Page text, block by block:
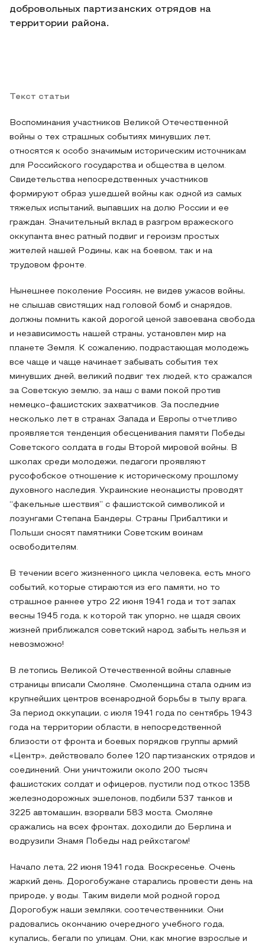
добровольных партизанских отрядов на
территории района.
Текст статьи
Воспоминания участников Великой Отечественной
войны о тех страшных событиях минувших лет,
относятся к особо значимым историческим источникам
для Российского государства и общества в целом.
Свидетельства непосредственных участников
формируют образ ушедшей войны как одной из самых
тяжелых испытаний, выпавших на долю России и ее
граждан. Значительный вклад в разгром вражеского
оккупанта внес ратный подвиг и героизм простых
жителей нашей Родины, как на боевом, так и на
трудовом фронте.
Нынешнее поколение Россиян, не видев ужасов войны,
не слышав свистящих над головой бомб и снарядов,
должны помнить какой дорогой ценой завоевана свобода
и независимость нашей страны, установлен мир на
планете Земля. К сожалению, подрастающая молодежь
все чаще и чаще начинает забывать события тех
минувших дней, великий подвиг тех людей, кто сражался
за Советскую землю, за наш с вами покой против
немецко-фашистских захватчиков. За последние
несколько лет в странах Запада и Европы отчетливо
проявляется тенденция обесценивания памяти Победы
Советского солдата в годы Второй мировой войны. В
школах среди молодежи, педагоги проявляют
русофобское отношение к историческому прошлому
духовного наследия. Украинские неонацисты проводят
“факельные шествия” с фашистской символикой и
лозунгами Степана Бандеры. Страны Прибалтики и
Польши сносят памятники Советским воинам
освободителям.
В течении всего жизненного цикла человека, есть много
событий, которые стираются из его памяти, но то
страшное раннее утро 22 июня 1941 года и тот запах
весны 1945 года, к которой так упорно, не щадя своих
жизней приближался советский народ, забыть нельзя и
невозможно!
В летопись Великой Отечественной войны славные
страницы вписали Смоляне. Смоленщина стала одним из
крупнейших центров всенародной борьбы в тылу врага.
За период оккупации, с июля 1941 года по сентябрь 1943
года на территории области, в непосредственной
близости от фронта и боевых порядков группы армий
«Центр», действовало более 120 партизанских отрядов и
соединений. Они уничтожили около 200 тысяч
фашистских солдат и офицеров, пустили под откос 1358
железнодорожных эшелонов, подбили 537 танков и
3225 автомашин, взорвали 583 моста. Смоляне
сражались на всех фронтах, доходили до Берлина и
водрузили Знамя Победы над рейхстагом!
Начало лета, 22 июня 1941 года. Воскресенье. Очень
жаркий день. Дорогобужане старались провести день на
природе, у воды. Таким видели мой родной город
Дорогобуж наши земляки, соотечественники. Они
радовались окончанию очередного учебного года,
купались, бегали по улицам. Они, как многие взрослые и